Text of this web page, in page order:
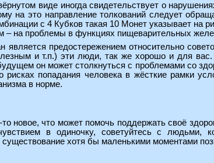
виде иногда свидетельствует о
на это направление толкований следует
с 4 Кубков такая 10 Монет указывает на
– на проблемы в функциях пищеварительных
является предостережением относительно
и т.п.) эти люди, так же хорошо и для
он может столкнуться с проблемами со
попадания человека в жёсткие рамки
в норме.
то новое, что может помочь поддержать своё
в одиночку, советуйтесь с людьми,
существование хотя бы маленькими моментами